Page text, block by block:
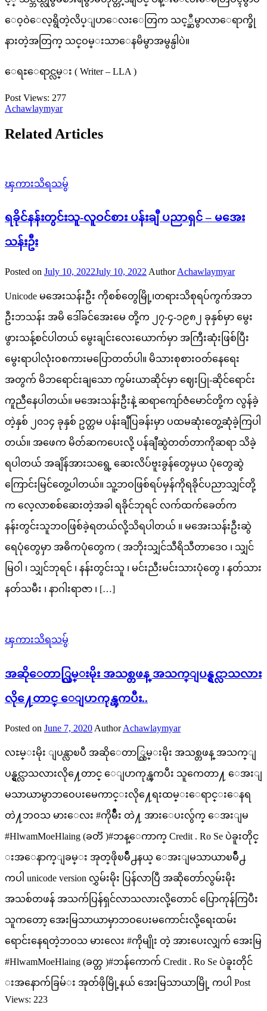
ေဝ့ဝဲေလ့ရွိတဲ့လိပ္ျပာေလးေတြက သင့္ဆီမွာလာေရာက္ခို
နားတဲ့အတြက္ သင္ဝမ္းသာေနမိမွာအမွန္ပါပဲ။
ေရႊေရာင္လမ္း ( Writer – LLA )
Post Views: 277
Achawlaymyar
Related Articles
ၾကားသိရသမွ်
ရခိုင်နန်းတွင်းသူ-လူဝင်စား ပန်းချီ ပညာရှင် – မအေး
သန်းဦး
Posted on July 10, 2022July 10, 2022 Author Achawlaymyar
Unicode မအေးသန်းဦး ကိုစစ်တွေမြို့၊တရားသိစုရပ်ကွက်အဘ
ဦးဘသန်း အမိ ဒေါ်ခင်အေးမေ တို့က ၂၇-၄-၁၉၈၂ ခုနှစ်မှာ မွေး
ဖွားသန့်စင်ပါတယ် မွေးချင်းလေးယောက်မှာ အကြီးဆုံးဖြစ်ပြီး
မွေးရာပါလုံးဝစကားမပြောတတ်ပါ။ မိသားစုစားဝတ်နေရေး
အတွက် မိဘရောင်းချသော ကွမ်းယာဆိုင်မှာ ဈေးပြု-ဆိုင်ရောင်း
ကူညီနေပါတယ်။ မအေးသန်းဦးနဲ့ ဆရာကျော်ဇံမောင်တို့က လွန်ခဲ့
တဲ့နှစ် ၂၀၁၄ ခုနှစ် ဥတ္တမ ပန်းချီပြခန်းမှာ ပထမဆုံးတွေ့ဆုံခဲ့ကြပါ
တယ်။ အဖေက မိတ်ဆကပေးလို့ ပန်ချီဆွဲတတ်တာကိုဆရာ သိခဲ့
ရပါတယ် အချိန်အားသ‌ရွေ့ ဆေးလိပ်ဗူးခွန်တွေမှယ ပုံတွေဆွဲ
ကြောင်းမြင်တွေ့ပါတယ်။ သူ့ဘဝဖြစ်ရပ်မှန်ကိုရခိုင်ပညာသျှင်တို့
က လေ့လာစစ်ဆေးတဲ့အခါ ရခိုင်ဘုရင် လက်ထက်ခေတ်က
နန်းတွင်းသူဘဝဖြစ်ခဲ့ရတယ်လို့သိရပါတယ် ။ မအေးသန်းဦးဆွဲ
ရေပုံတွေမှာ အဓိကပုံတွေက ( အဘိုးသျှင်သီရိသီတာဒေဝ ၊ သျှင်
မြဝါ ၊ သျှင်ဘုရင် ၊ နန်းတွင်းသူ ၊ မင်းညီးမင်းသားပုံတွေ ၊ နတ်သား
နတ်သမီး ၊ နာဂါးရာဇာ ၊ […]
ၾကားသိရသမွ်
အဆိုေတာ္လြမ္းမိုး အသစ္တဖန္ အသက္ျပန္ရွင္လာသလား
လို႔ေတာင္ ေျပာကုန္ၾကပီး..
Posted on June 7, 2020 Author Achawlaymyar
လႊမ္းမိုး ျပန္လာၿပီ အဆိုေတာ္လြမ္းမိုး အသစ္တဖန္ အသက္ျ
ပန္ရွင္လာသလားလို႔ေတာင္ ေျပာကုန္ၾကပီး သူကေတာ႔ ေအးျ
မသာယာမွာဘဝေပးမေကာင္းလို႔ေရးထမ္းေရာင္းေနရ
တဲ႔ဘဝသ မားေလး #ကိုမ်ဳိး တဲ႔ အားေပးလွ်က္ ေအးျမ
#HlwamMoeHlaing (ခတၱ )#ဘန္ေကာက္ Credit . Ro Se ပဲခူးတိုင္​
းအ​ေနာက္​ျခမ္​း အုတ္​ဖိုၿမိဳ႕နယ္​ ေအးျမသာယာၿမိဳ႕
ကပါ unicode version လွှမ်းမိုး ပြန်လာပြီ အဆိုတော်လွမ်းမိုး
အသစ်တဖန် အသက်ပြန်ရှင်လာသလားလို့တောင် ပြောကုန်ကြပီး
သူကတော့ အေးမြသာယာမှာဘဝပေးမကောင်းလို့ရေးထမ်း
ရောင်းနေရတဲ့ဘဝသ မားလေး #ကိုမျိုး တဲ့ အားပေးလျှက် အေးမြ
#HlwamMoeHlaing (ခတ္တ )#ဘန်ကောက် Credit . Ro Se ပဲခူးတိုင်​
းအ​နောက်​ခြမ်​း အုတ်​ဖိုမြို့နယ်​ အေးမြသာယာမြို့ ကပါ Post
Views: 223